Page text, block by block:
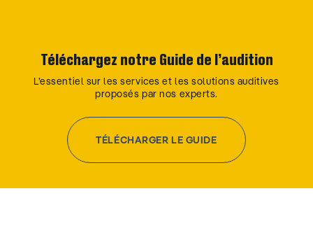
Téléchargez notre Guide de l’audition
L’essentiel sur les services et les solutions auditives
proposés par nos experts.
TÉLÉCHARGER LE GUIDE